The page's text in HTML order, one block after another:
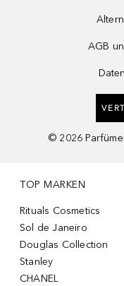
AGB
© 2026
TOP MARKEN
Rituals Cosmetics
Sol de Janeiro
Douglas Collection
Stanley
CHANEL